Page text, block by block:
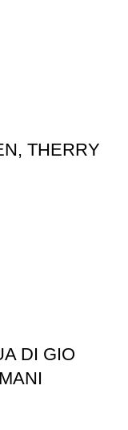
THERRY
DI GIO